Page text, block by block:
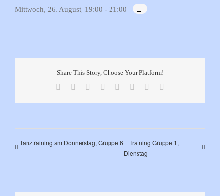
Mittwoch, 26. August; 19:00 - 21:00
Share This Story, Choose Your Platform!
Facebook Reddit LinkedIn
TumblrPinterest
Tanztraining am Donnerstag, Gruppe 6
Training Gruppe 1,
Dienstag